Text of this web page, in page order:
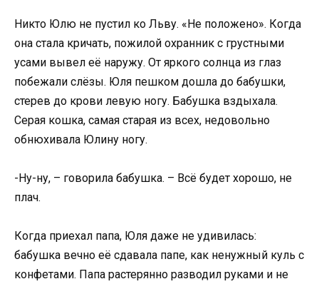
Никто Юлю не пустил ко Льву. «Не положено». Когда
она стала кричать, пожилой охранник с грустными
усами вывел её наружу. От яркого солнца из глаз
побежали слёзы. Юля пешком дошла до бабушки,
стерев до крови левую ногу. Бабушка вздыхала.
Серая кошка, самая старая из всех, недовольно
обнюхивала Юлину ногу.
-Ну-ну, – говорила бабушка. – Всё будет хорошо, не
плач.
Когда приехал папа, Юля даже не удивилась:
бабушка вечно её сдавала папе, как ненужный куль с
конфетами. Папа растерянно разводил руками и не